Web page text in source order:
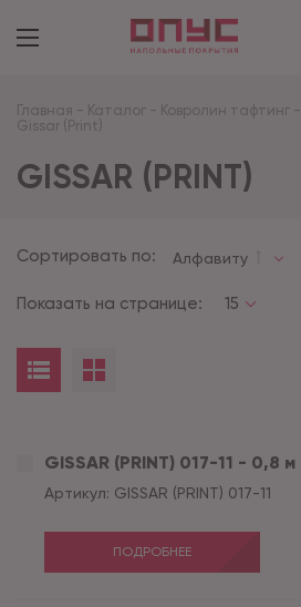
Главная - Каталог - Ковролин тафтинг -
Gissar (Print)
GISSAR (PRINT)
Сортировать по: Алфавиту
Показать на странице: 15
GISSAR (PRINT) 017-11 - 0,8 м
Артикул: GISSAR (PRINT) 017-11
ПОДРОБНЕЕ